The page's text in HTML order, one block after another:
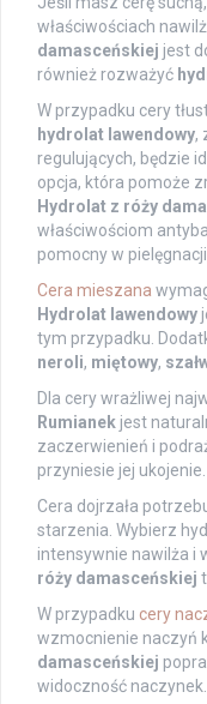
właściwościach
damasceńskiej jest
również rozważyć
W przypadku cery
hydrolat lawendowy,
regulujących, będzie
opcja, która pomoże
Hydrolat z róży
właściwościom
pomocny w pielęgnacji
Cera mieszana
Hydrolat lawendowy
tym przypadku.
neroli, miętowy,
Dla cery wrażliwej
Rumianek jest
zaczerwienień i
przyniesie jej ukojenie.
Cera dojrzała
starzenia. Wybierz
intensywnie nawilża i
róży damasceńskiej
W przypadku cery
wzmocnienie naczyń
damasceńskiej
widoczność naczynek.